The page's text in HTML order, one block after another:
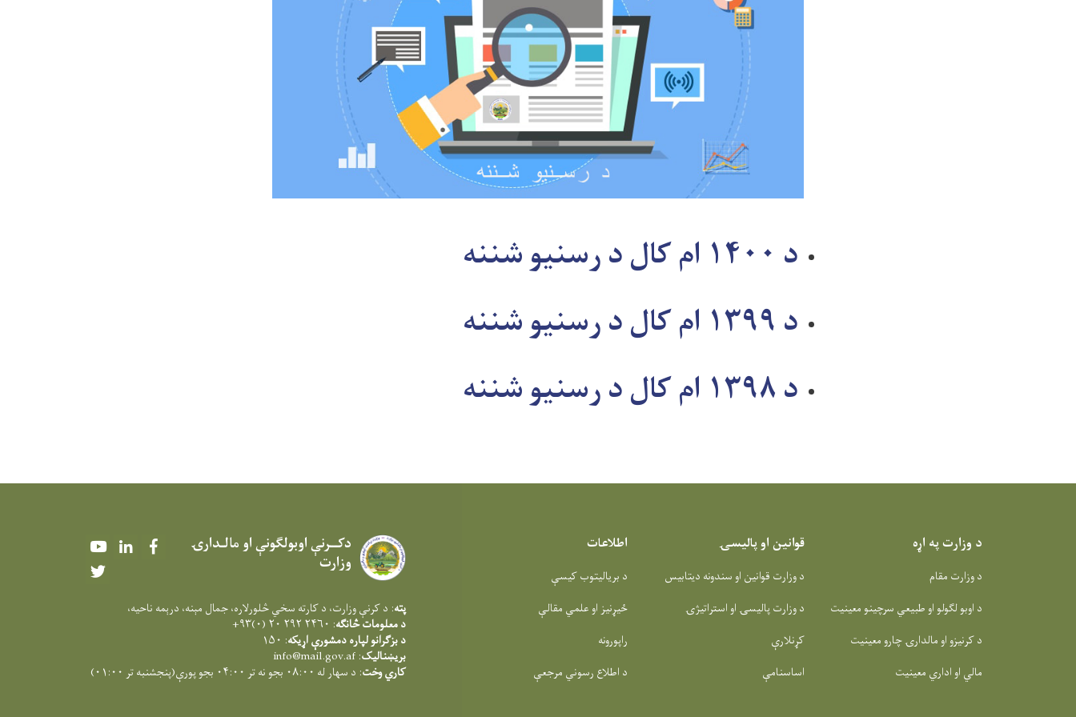
د ۱۴۰۰ ام کال د رسنیو شننه
د ۱۳۹۹ ام کال د رسنیو شننه
د ۱۳۹۸ ام کال د رسنیو شننه
د وزارت په اړه
د وزارت مقام
د اوبو لګولو او طبیعي سرچینو معینیت
د کرنیزو او مالدارۍ چارو معینیت
مالي او اداري معینیت
قوانین او پالیسۍ
د وزارت قوانین او سندونه دیتابیس
د وزارت پالیسۍ او استراتیژۍ
کړنلارې
اساسنامې
اطلاعات
د بریالیتوب کیسې
ځیړنیز او علمي مقالې
راپورونه
د اطلاع رسوني مرجعې
دکــرنې اوبولګونې او مالـدارۍ
وزارت
YoutubeLinkedInFacebook
پته: د کرنې وزارت، د کارته سخي څلورلاره، جمال مېنه، درېمه ناحيه،
د معلومات څانګه: ۲۴۶۰ ۲۹۲ ۲۰ (۰)۹۳+
د بزګرانو لپاره دمشورې اړیکه: ۱۵۰
بریښنالیک:
info@mail.gov.af
کاري وخت: د سهار له ۰۸:۰۰ بجو نه تر ۰۴:۰۰ بجو پورې(پنجشنبه تر ۰۱:۰۰)